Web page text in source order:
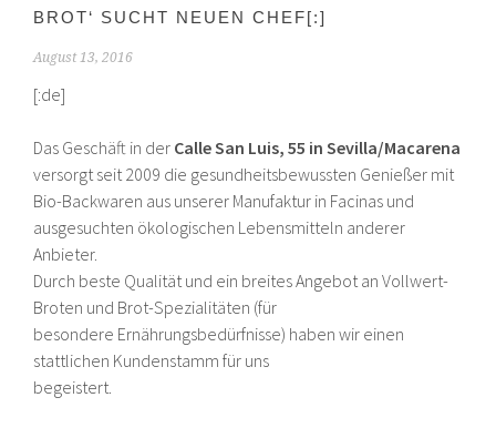
BROT‘ SUCHT NEUEN CHEF[:]
August 13, 2016
[:de]
Das Geschäft in der Calle San Luis, 55 in Sevilla/Macarena
versorgt seit 2009 die gesundheitsbewussten Genießer mit
Bio-Backwaren aus unserer Manufaktur in Facinas und
ausgesuchten ökologischen Lebensmitteln anderer
Anbieter.
Durch beste Qualität und ein breites Angebot an Vollwert-
Broten und Brot-Spezialitäten (für
besondere Ernährungsbedürfnisse) haben wir einen
stattlichen Kundenstamm für uns
begeistert.